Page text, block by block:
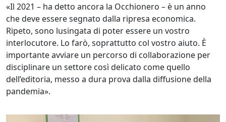
«Il 2021 – ha detto ancora la Occhionero – è un anno
che deve essere segnato dalla ripresa economica.
Ripeto, sono lusingata di poter essere un vostro
interlocutore. Lo farò, soprattutto col vostro aiuto. È
importante avviare un percorso di collaborazione per
disciplinare un settore così delicato come quello
dell’editoria, messo a dura prova dalla diffusione della
pandemia».